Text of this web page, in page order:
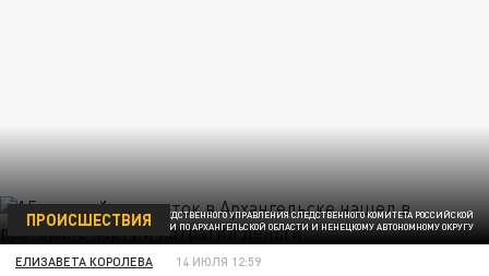
ФОТО: ОФИЦИАЛЬНЫЙ КАНАЛ СЛЕДСТВЕННОГО УПРАВЛЕНИЯ СЛЕДСТВЕННОГО КОМИТЕТА РОССИЙСКОЙ
ФЕДЕРАЦИИ ПО АРХАНГЕЛЬСКОЙ ОБЛАСТИ И НЕНЕЦКОМУ АВТОНОМНОМУ ОКРУГУ
ПРОИСШЕСТВИЯ
ЕЛИЗАВЕТА КОРОЛЕВА 14 ИЮЛЯ 12:59